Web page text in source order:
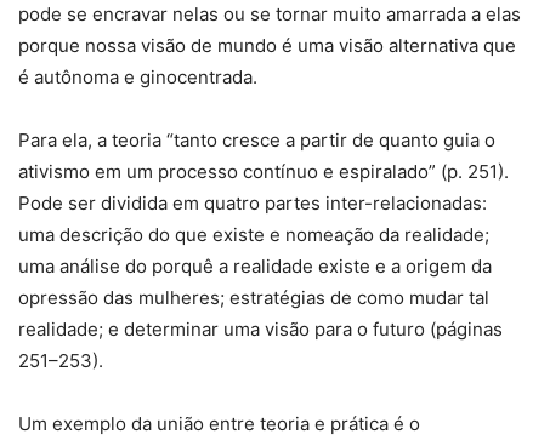
pode se encravar nelas ou se tornar muito amarrada a elas
porque nossa visão de mundo é uma visão alternativa que
é autônoma e ginocentrada.
Para ela, a teoria “tanto cresce a partir de quanto guia o
ativismo em um processo contínuo e espiralado” (p. 251).
Pode ser dividida em quatro partes inter-relacionadas:
uma descrição do que existe e nomeação da realidade;
uma análise do porquê a realidade existe e a origem da
opressão das mulheres; estratégias de como mudar tal
realidade; e determinar uma visão para o futuro (páginas
251–253).
Um exemplo da união entre teoria e prática é o